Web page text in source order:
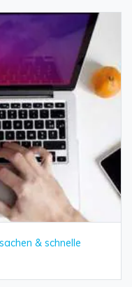
& schnelle